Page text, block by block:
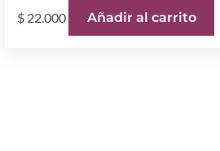
$ 22.000 Añadir al carrito